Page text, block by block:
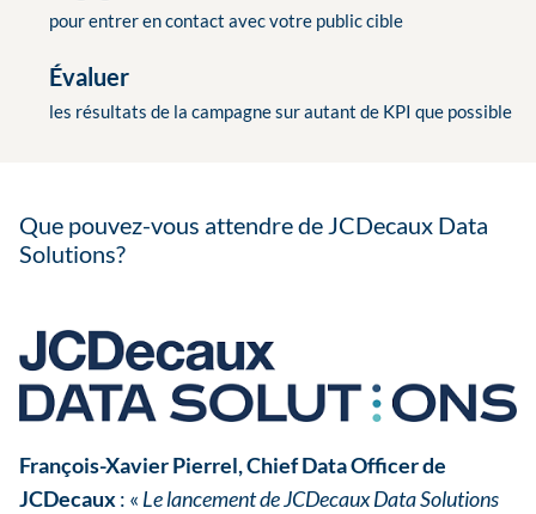
pour entrer en contact avec votre public cible
Évaluer
les résultats de la campagne sur autant de KPI que possible
Que pouvez-vous attendre de JCDecaux Data
Solutions?
François-Xavier Pierrel, Chief Data Officer de
JCDecaux: « Le lancement de JCDecaux Data Solutions